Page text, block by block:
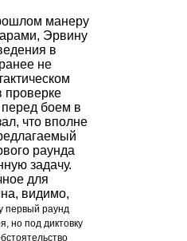
манеру
Эрвину
в
не
проверке
перед боем в
что вполне
раунда
задачу.
для
видимо,
первый раунд
но под диктовку